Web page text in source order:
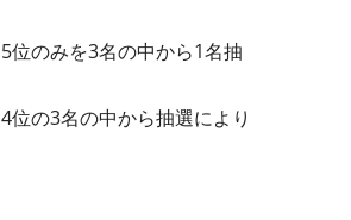
のみを3名の中から1名抽
の3名の中から抽選により